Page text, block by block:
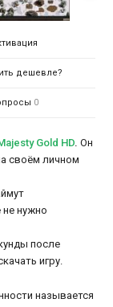
дешевле?
0
Gold HD. Он
своём личном
не нужно
после
игру.
называется